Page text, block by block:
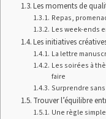
Les moments de
Repas,
Les week-ends
Les initiatives
La lettre
Les soirées à
faire
Surprendre
Trouver l’équilibre
Une règle